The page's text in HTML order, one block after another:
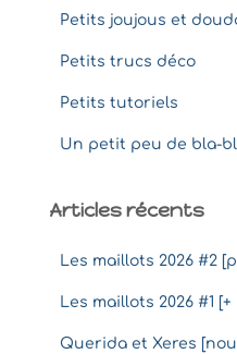
Petits joujous et
Petits trucs déco
Petits tutoriels
Un petit peu de bla-
Articles récents
Les maillots 2026 #2
Les maillots 2026 #1
Querida et Xeres